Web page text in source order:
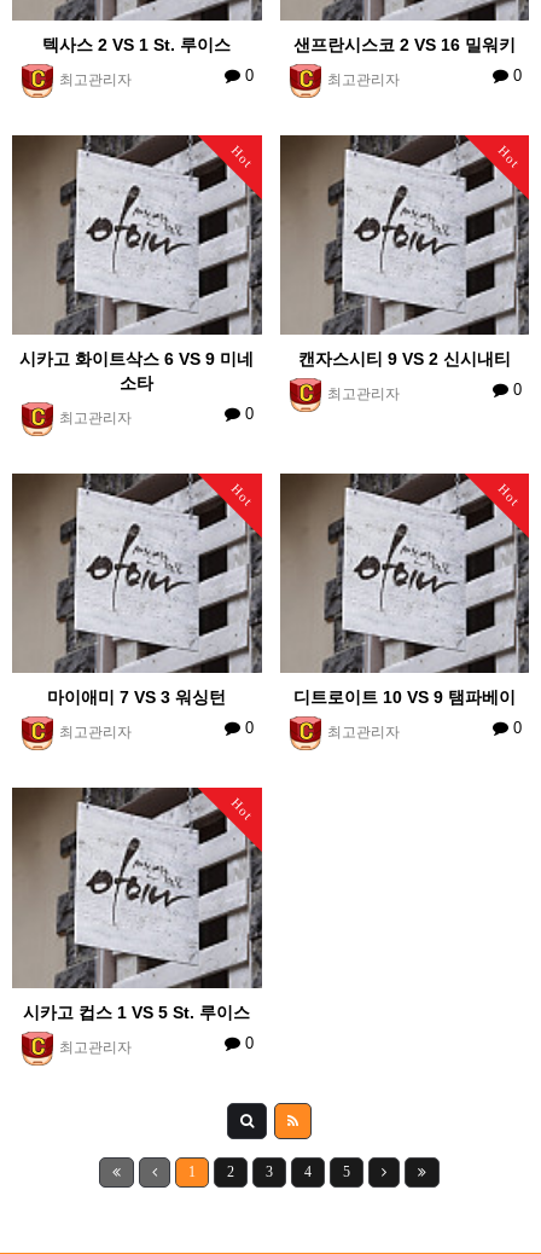
텍사스 2 VS 1 St. 루이스
최고관리자 0
샌프란시스코 2 VS 16 밀워키
최고관리자 0
Hot
시카고 화이트삭스 6 VS 9 미네
소타
최고관리자 0
Hot
캔자스시티 9 VS 2 신시내티
최고관리자 0
Hot
마이애미 7 VS 3 워싱턴
최고관리자 0
Hot
디트로이트 10 VS 9 탬파베이
최고관리자 0
Hot
시카고 컵스 1 VS 5 St. 루이스
최고관리자 0
1 2 3 4 5